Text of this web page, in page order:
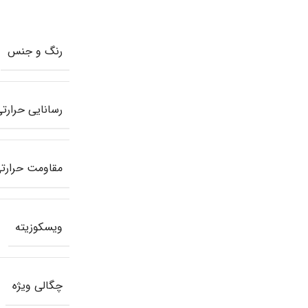
رنگ و جنس
رسانایی
مقاومت
ویسکوزیته
چگالی ویژه